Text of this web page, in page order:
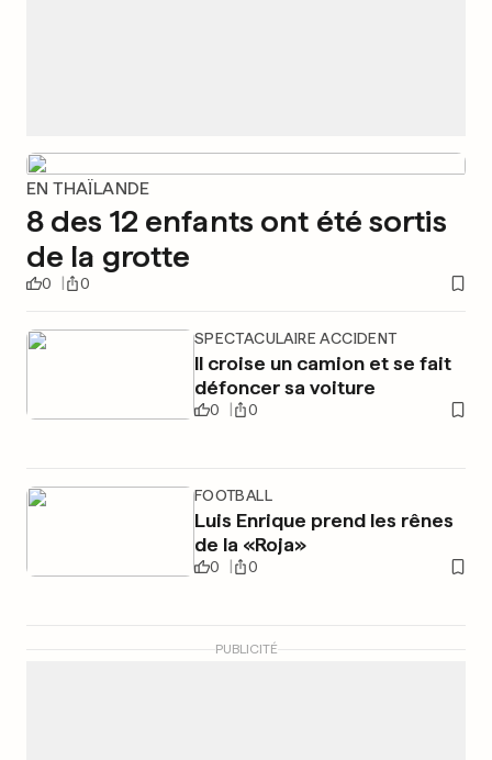
EN THAÏLANDE
8 des 12 enfants ont été sortis
de la grotte
0 0
SPECTACULAIRE ACCIDENT
Il croise un camion et se fait
défoncer sa voiture
0 0
FOOTBALL
Luis Enrique prend les rênes
de la «Roja»
0 0
PUBLICITÉ